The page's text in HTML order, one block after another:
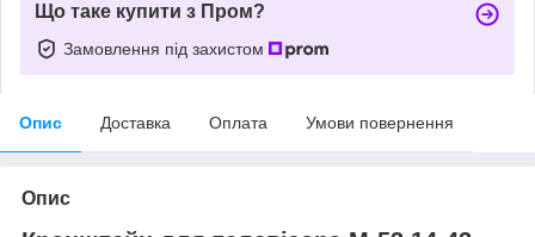
Що таке купити з Пром?
Замовлення під захистом
Опис Доставка Оплата Умови повернення
Опис